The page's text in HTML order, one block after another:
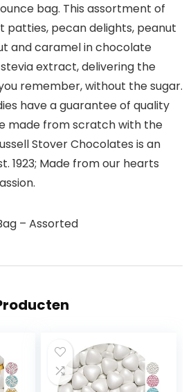
bag. This assortment of
patties, pecan delights, peanut
and caramel in chocolate
extract, delivering the
remember, without the sugar.
have a guarantee of quality
made from scratch with the
Stover Chocolates is an
1923; Made from our hearts
– Assorted